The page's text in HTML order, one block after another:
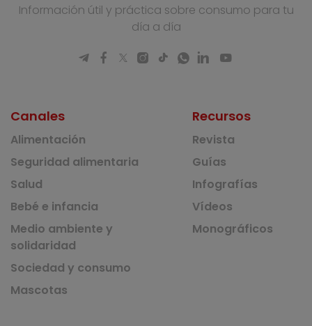
Información útil y práctica sobre consumo para tu
día a día
Canales
Alimentación
Seguridad alimentaria
Salud
Bebé e infancia
Medio ambiente y
solidaridad
Sociedad y consumo
Mascotas
Recursos
Revista
Guías
Infografías
Vídeos
Monográficos